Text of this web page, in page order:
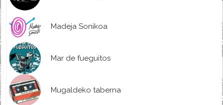
Madeja Sonikoa
Mar de fueguitos
Mugaldeko taberna